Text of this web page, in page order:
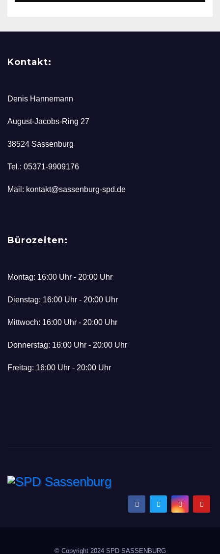
Kontakt:
Denis Hannemann
August-Jacobs-Ring 27
38524 Sassenburg
Tel.: 05371-9909176
Mail: kontakt@sassenburg-spd.de
Bürozeiten:
Montag: 16:00 Uhr - 20:00 Uhr
Dienstag: 16:00 Uhr - 20:00 Uhr
Mittwoch: 16:00 Uhr - 20:00 Uhr
Donnerstag: 16:00 Uhr - 20:00 Uhr
Freitag: 16:00 Uhr - 20:00 Uhr
SPD Sassenburg
© Copyright 2024 SPD SASSENBURG